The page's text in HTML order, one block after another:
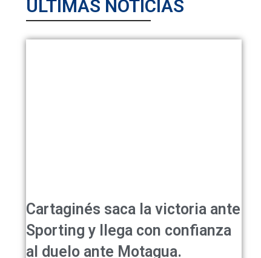
ÚLTIMAS NOTICIAS
Cartaginés saca la victoria ante
Sporting y llega con confianza
al duelo ante Motagua.